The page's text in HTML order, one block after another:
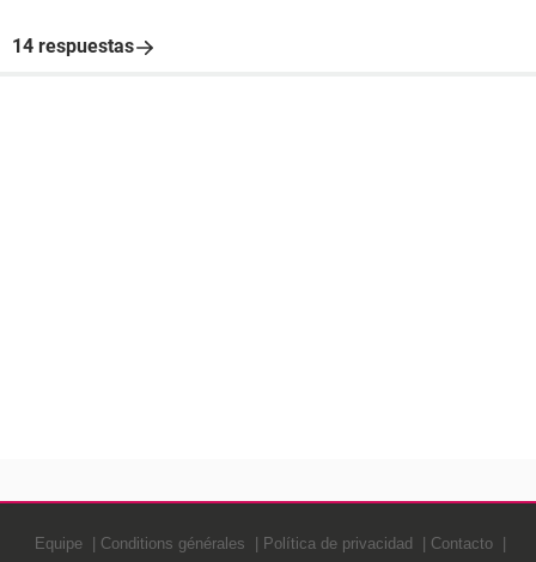
14 respuestas
Equipe Conditions générales Política de privacidad Contacto